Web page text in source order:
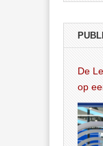
De
op